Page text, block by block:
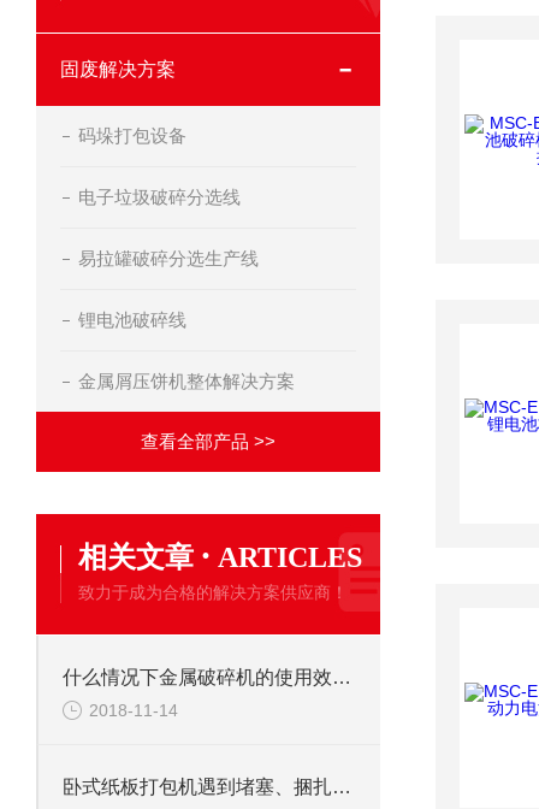
固废解决方案
码垛打包设备
电子垃圾破碎分选线
易拉罐破碎分选生产线
锂电池破碎线
金属屑压饼机整体解决方案
查看全部产品 >>
相关文章 · ARTICLES
致力于成为合格的解决方案供应商！
什么情况下金属破碎机的使用效果明显
2018-11-14
卧式纸板打包机遇到堵塞、捆扎不牢怎么办